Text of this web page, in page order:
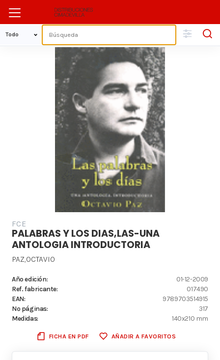
FCE
PALABRAS Y LOS DIAS,LAS-UNA
ANTOLOGIA INTRODUCTORIA
PAZ,OCTAVIO
Año edición:
01-12-2009
Ref. fabricante:
017490
EAN:
9789703514915
Nº páginas:
317
Medidas:
140x210 mm
FICHA EN PDF AÑADIR A FAVORITOS